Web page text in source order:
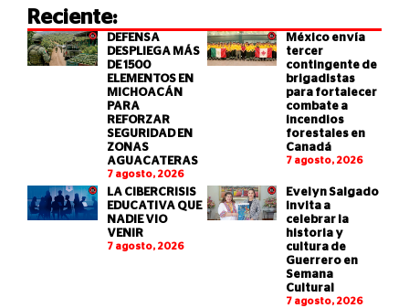
Reciente:
DEFENSA
DESPLIEGA MÁS
DE 1500
ELEMENTOS EN
MICHOACÁN
PARA
REFORZAR
SEGURIDAD EN
ZONAS
AGUACATERAS
7 agosto, 2026
México envía
tercer
contingente de
brigadistas
para fortalecer
combate a
incendios
forestales en
Canadá
7 agosto, 2026
LA CIBERCRISIS
EDUCATIVA QUE
NADIE VIO
VENIR
7 agosto, 2026
Evelyn Salgado
invita a
celebrar la
historia y
cultura de
Guerrero en
Semana
Cultural
7 agosto, 2026